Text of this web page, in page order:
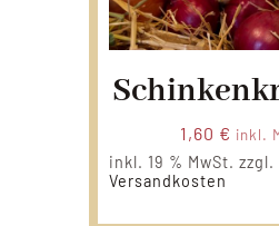
1,60 € inkl.
inkl. 19 % MwSt. zzgl.
Versandkosten